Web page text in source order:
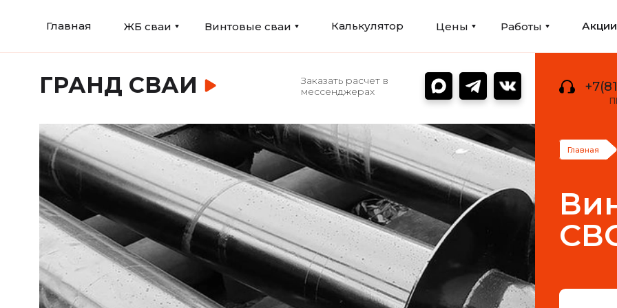
Главная ЖБ сваи Винтовые сваи Калькулятор Цены Работы Акции
ГРАНД СВАИ
Заказать расчет в
мессенджерах
Главная